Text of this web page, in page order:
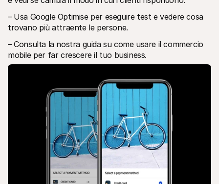
– Usa Google Optimise per eseguire test e vedere cosa
trovano più attraente le persone.
– Consulta la nostra guida su come usare il commercio
mobile per far crescere il tuo business.